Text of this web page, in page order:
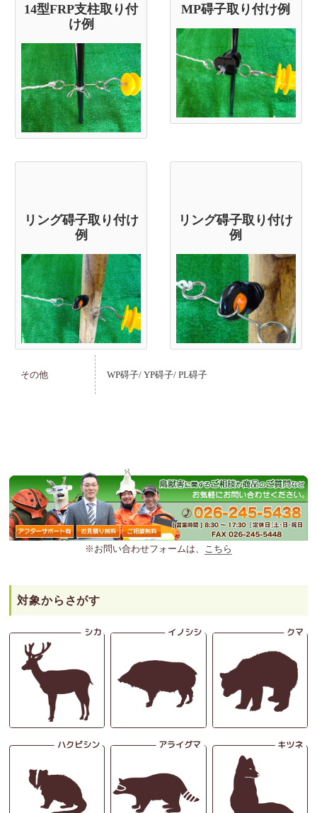
14型FRP支柱取り付
け例
MP碍子取り付け例
リング碍子取り付け
例
リング碍子取り付け
例
その他 WP碍子/ YP碍子/ PL碍子
※お問い合わせフォームは、 こちら
対象からさがす